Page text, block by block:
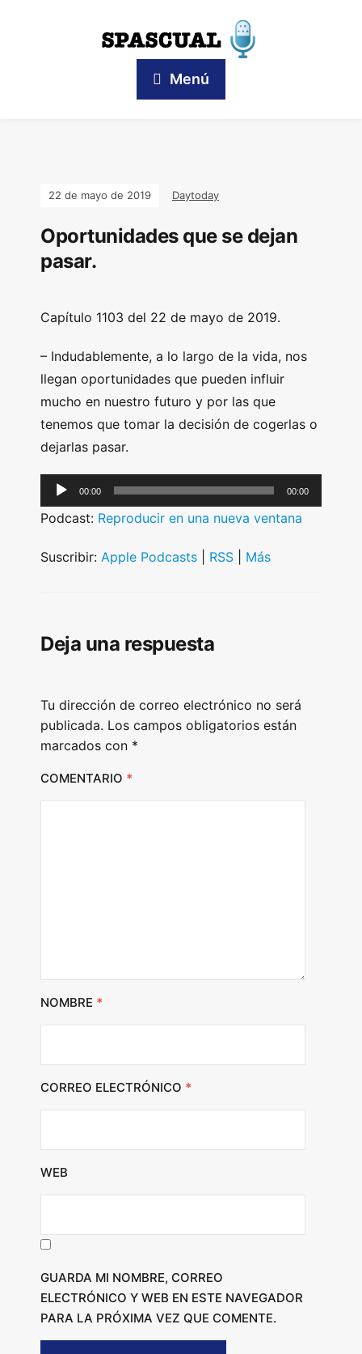
Menú
22 de mayo de 2019 Daytoday
Oportunidades que se dejan
pasar.
Capítulo 1103 del 22 de mayo de 2019.
– Indudablemente, a lo largo de la vida, nos
llegan oportunidades que pueden influir
mucho en nuestro futuro y por las que
tenemos que tomar la decisión de cogerlas o
dejarlas pasar.
u
i
a
r
00:00 00:00
Podcast: Reproducir en una nueva ventana
Suscribir: Apple Podcasts RSS Más
Deja una respuesta
Tu dirección de correo electrónico no será
publicada. Los campos obligatorios están
marcados con *
COMENTARIO *
NOMBRE *
CORREO ELECTRÓNICO *
WEB
GUARDA MI NOMBRE, CORREO
ELECTRÓNICO Y WEB EN ESTE NAVEGADOR
PARA LA PRÓXIMA VEZ QUE COMENTE.